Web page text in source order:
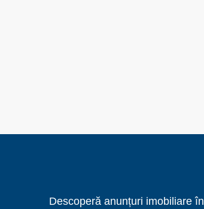
Descoperă anunțuri imobiliare în